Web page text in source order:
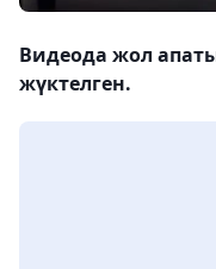
Видеода жол апаты
жүктелген.